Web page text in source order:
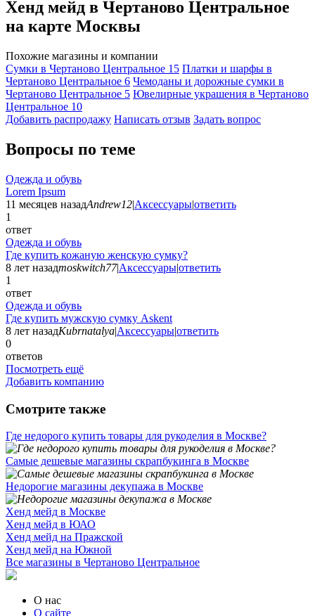
Хенд мейд в Чертаново Центральное
на карте Москвы
Похожие магазины и компании
Сумки в Чертаново Центральное 15 Платки и шарфы в
Чертаново Центральное 6 Чемоданы и дорожные сумки в
Чертаново Центральное 5 Ювелирные украшения в Чертаново
Центральное 10
Добавить раcпродажу Написать отзыв Задать вопрос
Вопросы по теме
Одежда и обувь
Lorem Ipsum
11 месяцев назадAndrew12|Аксессуары|ответить
1
ответ
Одежда и обувь
Где купить кожаную женскую сумку?
8 лет назадmoskwitch77|Аксессуары|ответить
1
ответ
Одежда и обувь
Где купить мужскую сумку Askent
8 лет назадKubrnatalya|Аксессуары|ответить
0
ответов
Посмотреть ещё
Добавить компанию
Смотрите также
Где недорого купить товары для рукоделия в Москве?
Самые дешевые магазины скрапбукинга в Москве
Недорогие магазины декупажа в Москве
Хенд мейд в Москве
Хенд мейд в ЮАО
Хенд мейд на Пражской
Хенд мейд на Южной
Все магазины в Чертаново Центральное
О нас
О сайте